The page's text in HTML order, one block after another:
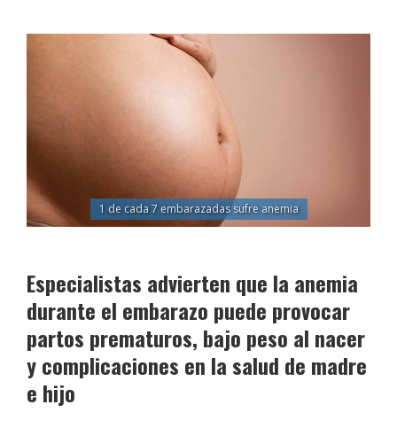
1 de cada 7 embarazadas sufre anemia
Especialistas advierten que la anemia
durante el embarazo puede provocar
partos prematuros, bajo peso al nacer
y complicaciones en la salud de madre
e hijo